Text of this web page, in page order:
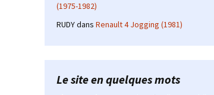
(1975-1982)
RUDYdans Renault 4 Jogging (1981)
Le site en quelques mots